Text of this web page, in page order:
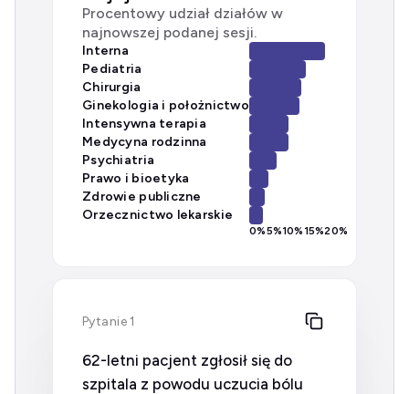
Procentowy udział działów w
najnowszej podanej sesji.
Interna
Pediatria
Chirurgia
Ginekologia i położnictwo
Intensywna terapia
Medycyna rodzinna
Psychiatria
Prawo i bioetyka
Zdrowie publiczne
Orzecznictwo lekarskie
0%5%10%15%20%
Pytanie 1
62-letni pacjent zgłosił się do
szpitala z powodu uczucia bólu